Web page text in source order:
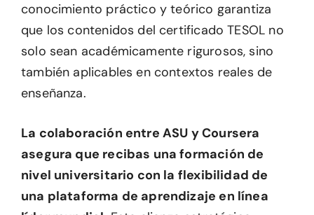
conocimiento práctico y teórico garantiza
que los contenidos del certificado TESOL no
solo sean académicamente rigurosos, sino
también aplicables en contextos reales de
enseñanza.
La colaboración entre ASU y Coursera
asegura que recibas una formación de
nivel universitario con la flexibilidad de
una plataforma de aprendizaje en línea